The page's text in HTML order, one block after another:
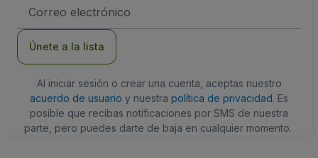
de
Únete a la lista
Al iniciar sesión o crear una cuenta, aceptas nuestro
acuerdo de usuario y nuestra política de privacidad. Es
posible que recibas notificaciones por SMS de nuestra
parte, pero puedes darte de baja en cualquier momento.